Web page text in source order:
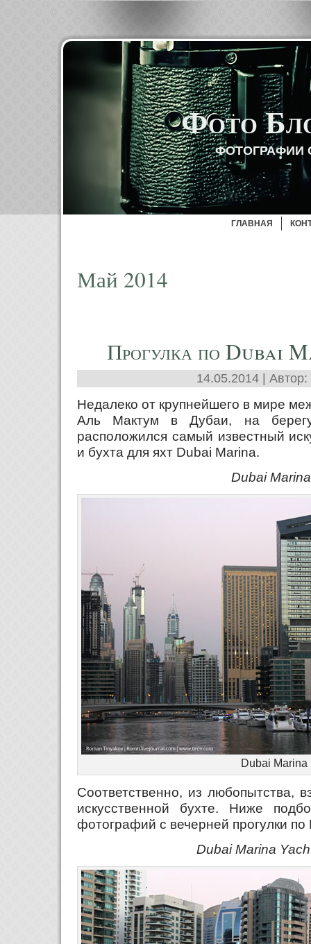
Фото
ФОТОГРАФИИ
ГЛАВНАЯ
Май 2014
Прогулка по Dubai
14.05.2014 | Автор:
Недалеко от крупнейшего в мире
Аль Мактум в Дубаи, на берегу
расположился самый известный
и бухта для яхт Dubai Marina.
Dubai Marina
Dubai Marina
Соответственно, из любопытства,
искусственной бухте. Ниже
фотографий с вечерней прогулки по
Dubai Marina